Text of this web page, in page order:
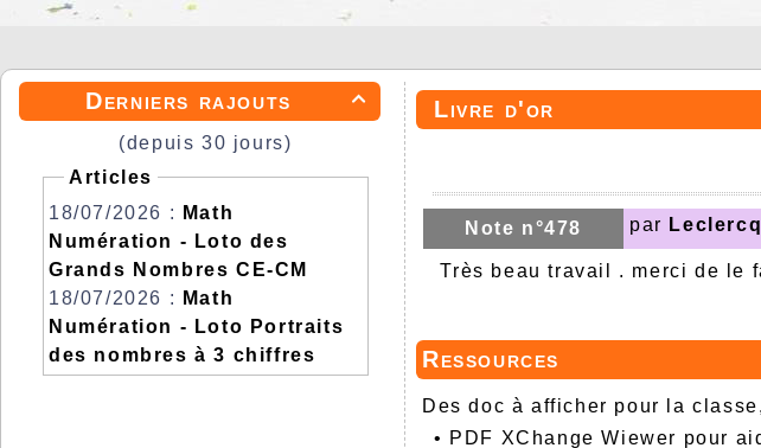

Derniers rajouts
(depuis 30 jours)
Articles
18/07/2026 :
Math
Numération - Loto des
Grands Nombres CE-CM
18/07/2026 :
Math
Numération - Loto Portraits
des nombres à 3 chiffres
Livre d'or
Note n°478 par Leclercq
Très beau travail . merci de le
Ressources
Des doc à afficher pour la
• PDF XChange Wiewer pour